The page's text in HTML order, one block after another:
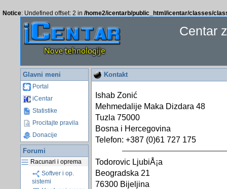
Notice: Undefined offset: 2 in /home2/icentarb/public_html/icentar/classes/
Centar
Glavni meni
Portal
iCentar
Statistike
Procitajte pravila
Donacije
Forumi
Racunari i oprema
Softver i op.
sistemi
Kontakt
Ishab Zonić
Mehmedalije Maka Dizdara 48
Tuzla 75000
Bosna i Hercegovina
Telefon: +387 (0)61 727 175
Todorovic LjubiÅ¡a
Beogradska 21
76300 Bijeljina